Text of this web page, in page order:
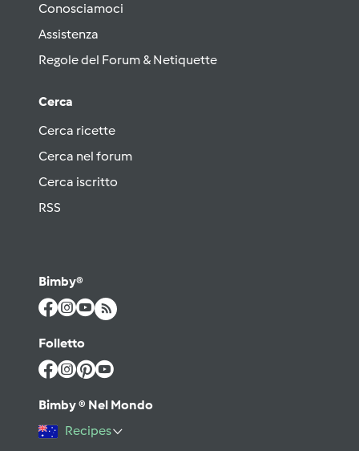
Conosciamoci
Assistenza
Regole del Forum & Netiquette
Cerca
Cerca ricette
Cerca nel forum
Cerca iscritto
RSS
Bimby®
Folletto
Bimby ® Nel Mondo
Recipes